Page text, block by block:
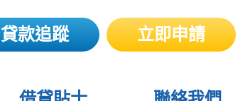
貸款追蹤 立即申請